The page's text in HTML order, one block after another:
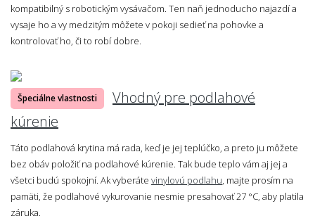
kompatibilný s robotickým vysávačom. Ten naň jednoducho najazdí a
vysaje ho a vy medzitým môžete v pokoji sedieť na pohovke a
kontrolovať ho, či to robí dobre.
Špeciálne vlastnosti
Vhodný pre podlahové
kúrenie
Táto podlahová krytina má rada, keď je jej teplúčko, a preto ju môžete
bez obáv položiť na podlahové kúrenie. Tak bude teplo vám aj jej a
všetci budú spokojní. Ak vyberáte vinylovú podlahu , majte prosím na
pamäti, že podlahové vykurovanie nesmie presahovať 27 °C, aby platila
záruka.